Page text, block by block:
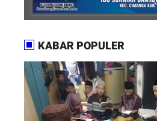
KABAR POPULER